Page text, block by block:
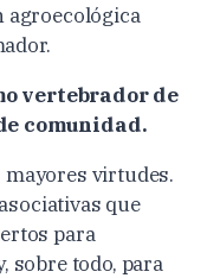
agroecológica
vertebrador de
comunidad.
mayores virtudes.
que
para
sobre todo, para